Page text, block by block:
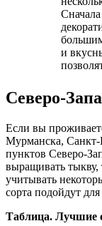
Сначала
и
Северо-
Если вы
Мурманска, Санкт-
пунктов Северо-
выращивать тыкву,
учитывать
сорта подойдут
Таблица.